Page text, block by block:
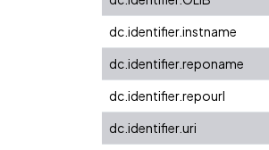
dc.identifier.instname
dc.identifier.reponame
dc.identifier.repourl
dc.identifier.uri